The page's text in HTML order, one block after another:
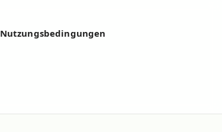
Nutzungsbedingungen